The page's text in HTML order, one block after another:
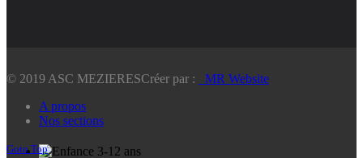
© 2019 ASC MEZIERESCréer par :
_MR Website
A propos
Nos sections
Goto Top